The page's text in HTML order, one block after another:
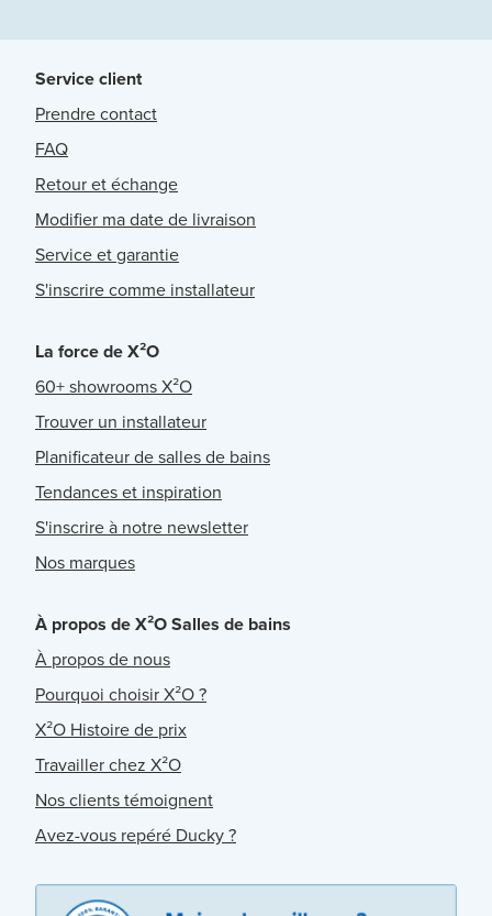
Service client
Prendre contact
FAQ
Retour et échange
Modifier ma date de livraison
Service et garantie
S'inscrire comme installateur
La force de X²O
60+ showrooms X²O
Trouver un installateur
Planificateur de salles de bains
Tendances et inspiration
S'inscrire à notre newsletter
Nos marques
À propos de X²O Salles de bains
À propos de nous
Pourquoi choisir X²O ?
X²O Histoire de prix
Travailler chez X²O
Nos clients témoignent
Avez-vous repéré Ducky ?